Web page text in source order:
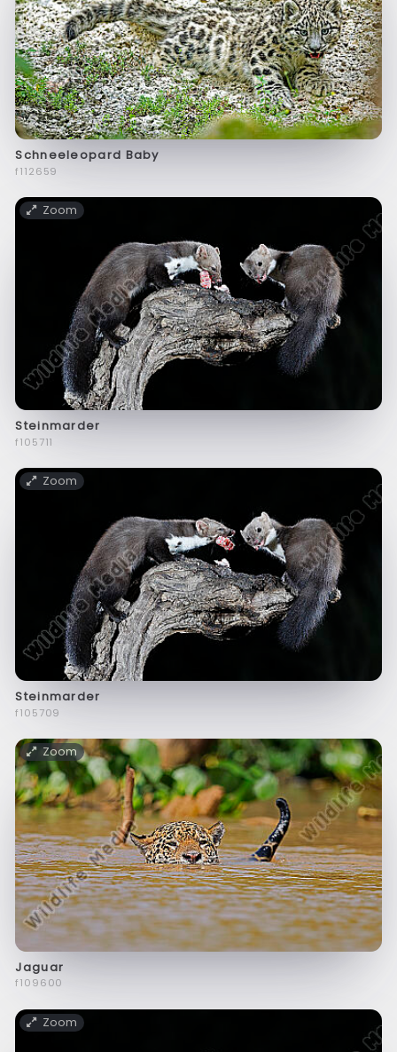
Schneeleopard Baby
f112659
Zoom
Steinmarder
f105711
Zoom
Steinmarder
f105709
Zoom
Jaguar
f109600
Zoom